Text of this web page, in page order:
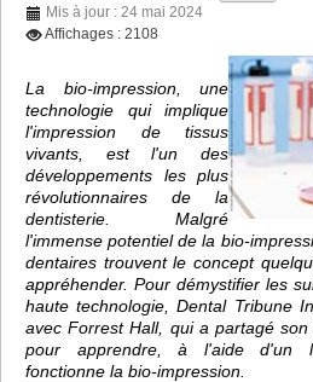
Mis à jour : 24 mai 2024
Affichages : 2108
La bio-impression, une
technologie qui implique
l'impression de tissus
vivants, est l'un des
développements les plus
révolutionnaires de la
dentisterie. Malgré
l'immense potentiel de la bio-
dentaires trouvent le concept
appréhender. Pour démystifier les
haute technologie, Dental Tribune
avec Forrest Hall, qui a partagé
pour apprendre, à l'aide d'un
fonctionne la bio-impression.